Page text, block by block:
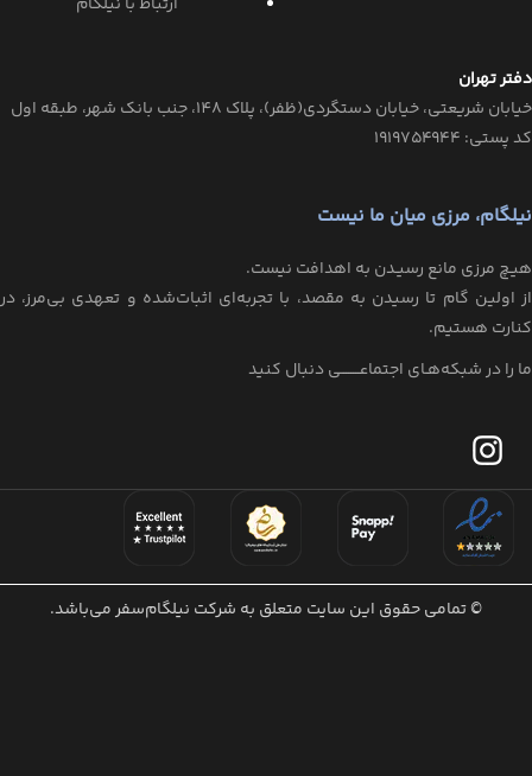
نیلگام، مرزی میان ما نیست
هیـچ مرزی مانع رسیـدن به اهدافت نیست.
از اولین گام تا رسیدن به مقصد، با تجربه‌ای اثبات‌شده و تعهدی بی‌مرز، در
کنارت هستیم.
ما را در شبکه‌هـای اجتماعــــــــی دنبال کنید
دفتر تهران
خیابان‌ شریعتی، خیابان‌ دستگردی(ظفر)، پلاک 148، جنب بانک شهر، طبقه اول
کد پستی: ۱۹۱۹۷۵۴۹۴۴
© تمامی حقوق این سایت متعلق به شرکت نیلگام‌سفر می‌باشد.